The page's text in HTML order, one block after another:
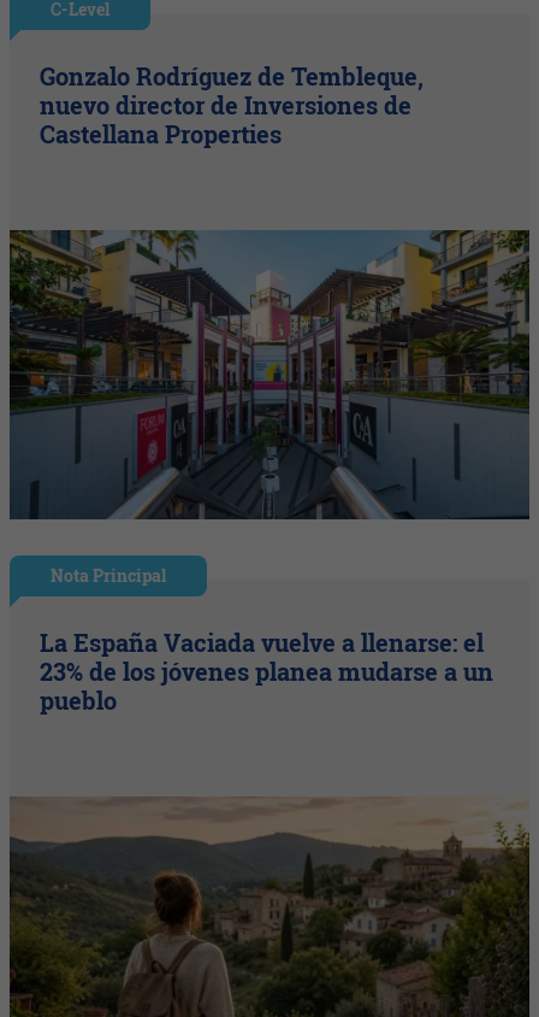
C-Level
Gonzalo Rodríguez de Tembleque,
nuevo director de Inversiones de
Castellana Properties
Nota Principal
La España Vaciada vuelve a llenarse: el
23% de los jóvenes planea mudarse a un
pueblo